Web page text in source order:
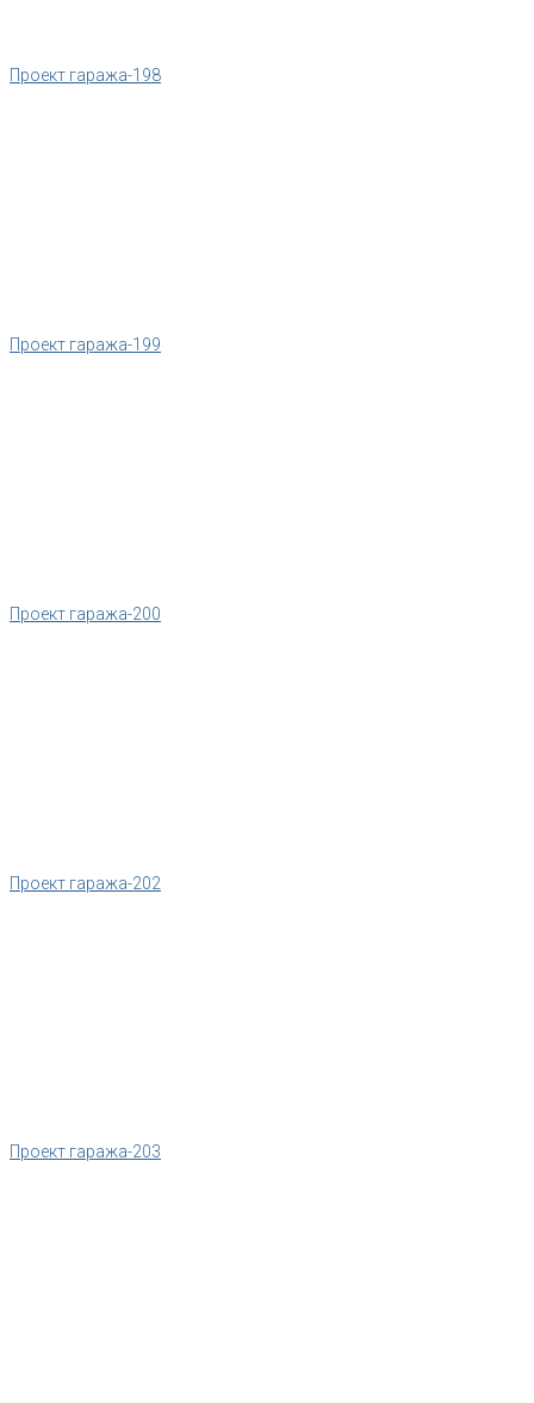
Проект гаража-198
Проект гаража-199
Проект гаража-200
Проект гаража-202
Проект гаража-203